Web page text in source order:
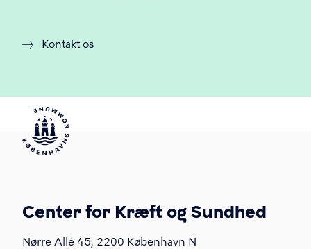
Kontakt os
Center for Kræft og Sundhed
Nørre Allé 45, 2200 København N